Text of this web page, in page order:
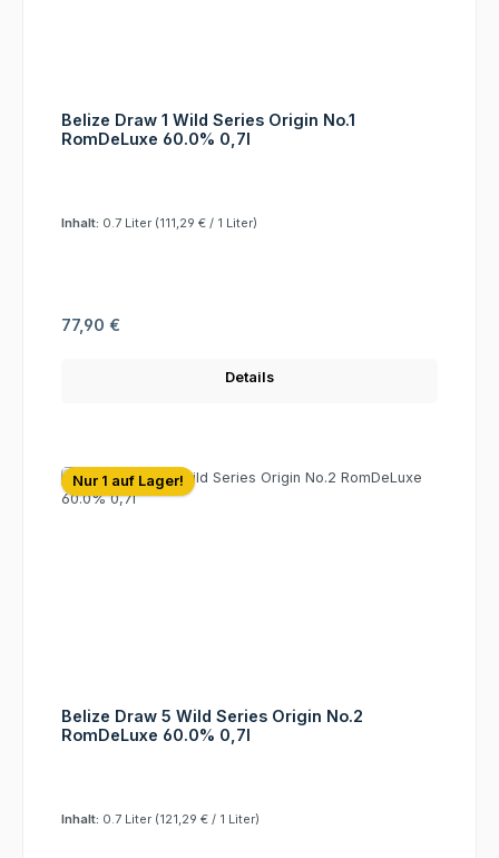
Belize Draw 1 Wild Series Origin No.1
RomDeLuxe 60.0% 0,7l
Inhalt: 0.7 Liter (111,29 € / 1 Liter)
Regulärer Preis:
77,90 €
Details
Nur 1 auf Lager!
Belize Draw 5 Wild Series Origin No.2
RomDeLuxe 60.0% 0,7l
Inhalt: 0.7 Liter (121,29 € / 1 Liter)